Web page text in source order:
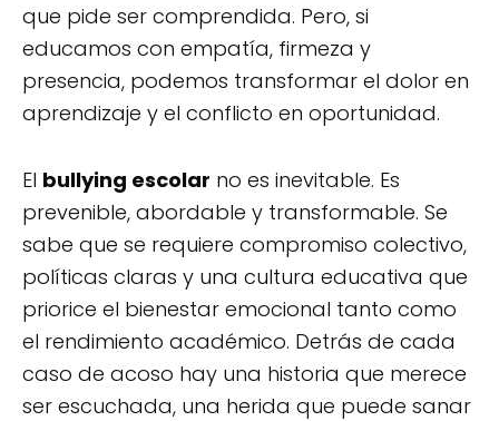
que pide ser comprendida. Pero, si
educamos con empatía, firmeza y
presencia, podemos transformar el dolor en
aprendizaje y el conflicto en oportunidad.
El bullying escolar no es inevitable. Es
prevenible, abordable y transformable. Se
sabe que se requiere compromiso colectivo,
políticas claras y una cultura educativa que
priorice el bienestar emocional tanto como
el rendimiento académico. Detrás de cada
caso de acoso hay una historia que merece
ser escuchada, una herida que puede sanar